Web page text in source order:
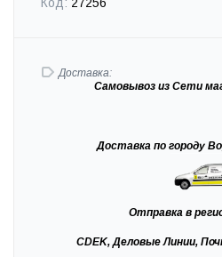
Код: 27256
Доставка:
Самовывоз из Сети
Доставка по городу
Отправка в
CDEK, Деловые Линии,